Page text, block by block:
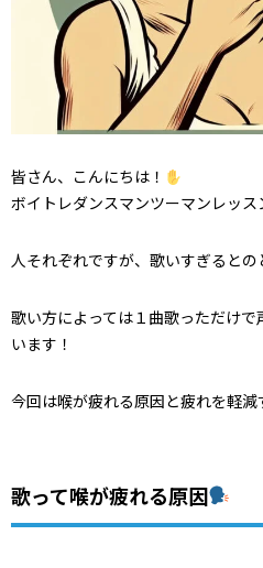
皆さん、こんにちは！
ボイトレダンスマンツーマンレッス
人それぞれですが、歌いすぎるとの
歌い方によっては１曲歌っただけ
います！
今回は喉が疲れる原因と疲れを軽減
歌って喉が疲れる原因